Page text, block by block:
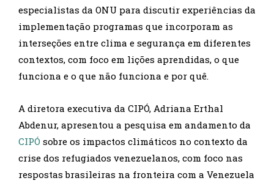
especialistas da ONU para discutir experiências da
implementação programas que incorporam as
interseções entre clima e segurança em diferentes
contextos, com foco em lições aprendidas, o que
funciona e o que não funciona e por quê.
A diretora executiva da CIPÓ, Adriana Erthal
Abdenur, apresentou a pesquisa em andamento da
CIPÓ sobre os impactos climáticos no contexto da
crise dos refugiados venezuelanos, com foco nas
respostas brasileiras na fronteira com a Venezuela